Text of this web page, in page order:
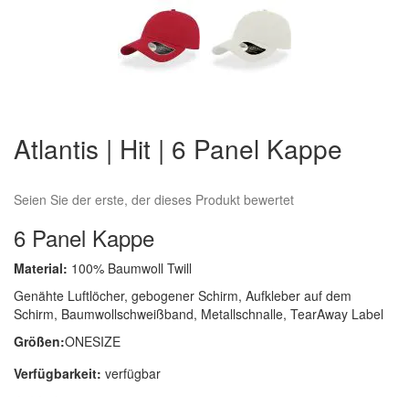
der
Bildergalerie
Atlantis | Hit | 6 Panel Kappe
Seien Sie der erste, der dieses Produkt bewertet
6 Panel Kappe
Material: 100% Baumwoll Twill
Genähte Luftlöcher, gebogener Schirm, Aufkleber auf dem
Schirm, Baumwollschweißband, Metallschnalle, TearAway Label
Größen:ONESIZE
Verfügbarkeit: verfügbar